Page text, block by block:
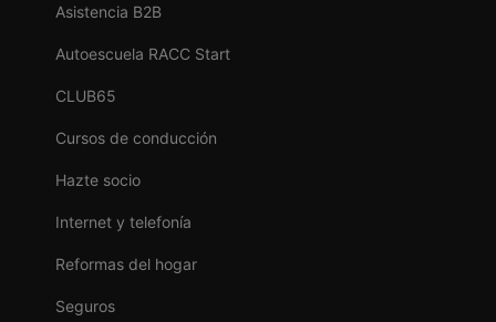
Asistencia B2B
Autoescuela RACC Start
CLUB65
Cursos de conducción
Hazte socio
Internet y telefonía
Reformas del hogar
Seguros